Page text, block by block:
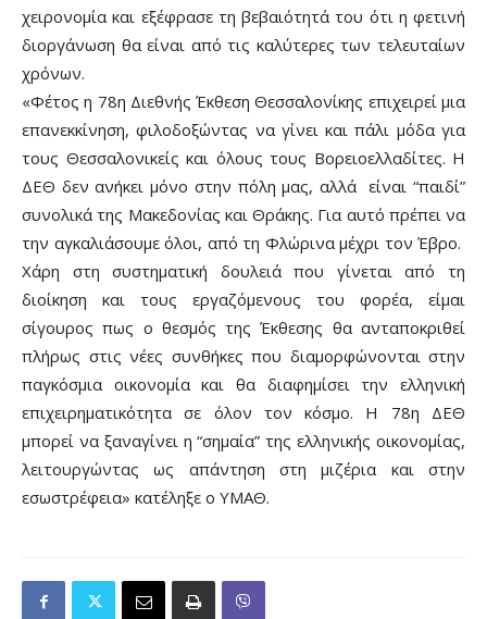
χειρονομία και εξέφρασε τη βεβαιότητά του ότι η φετινή
διοργάνωση θα είναι από τις καλύτερες των τελευταίων
χρόνων.
«Φέτος η 78η Διεθνής Έκθεση Θεσσαλονίκης επιχειρεί μια
επανεκκίνηση, φιλοδοξώντας να γίνει και πάλι μόδα για
τους Θεσσαλονικείς και όλους τους Βορειοελλαδίτες. Η
ΔΕΘ δεν ανήκει μόνο στην πόλη μας, αλλά είναι “παιδί”
συνολικά της Μακεδονίας και Θράκης. Για αυτό πρέπει να
την αγκαλιάσουμε όλοι, από τη Φλώρινα μέχρι τον Έβρο.
Χάρη στη συστηματική δουλειά που γίνεται από τη
διοίκηση και τους εργαζόμενους του φορέα, είμαι
σίγουρος πως ο θεσμός της Έκθεσης θα ανταποκριθεί
πλήρως στις νέες συνθήκες που διαμορφώνονται στην
παγκόσμια οικονομία και θα διαφημίσει την ελληνική
επιχειρηματικότητα σε όλον τον κόσμο. Η 78η ΔΕΘ
μπορεί να ξαναγίνει η “σημαία” της ελληνικής οικονομίας,
λειτουργώντας ως απάντηση στη μιζέρια και στην
εσωστρέφεια» κατέληξε ο ΥΜΑΘ.